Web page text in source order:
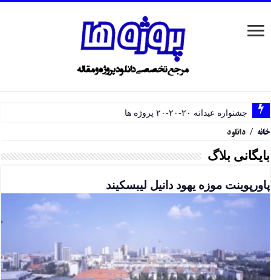
جشنواره عیدانه ۲۰-۲۰-۲۰ پروژه ها
خانه / دانلود
بایگانی بلاگ
پاورپوینت موزه یهود دانیل لیبسکیند